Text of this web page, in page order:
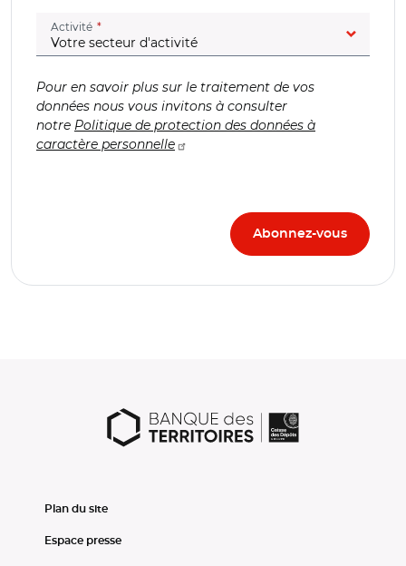
Activité (champ obligatoire)
Pour en savoir plus sur le traitement de vos
données nous vous invitons à consulter
notre Politique de protection des données à
caractère personnelle
Plan du site
Espace presse